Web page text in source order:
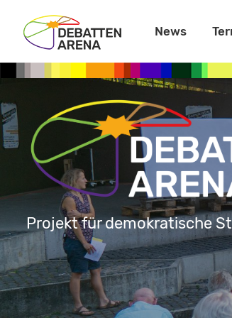
News
Projekt für demokratische